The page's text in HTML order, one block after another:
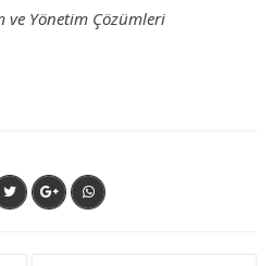
ve Yönetim Çözümleri